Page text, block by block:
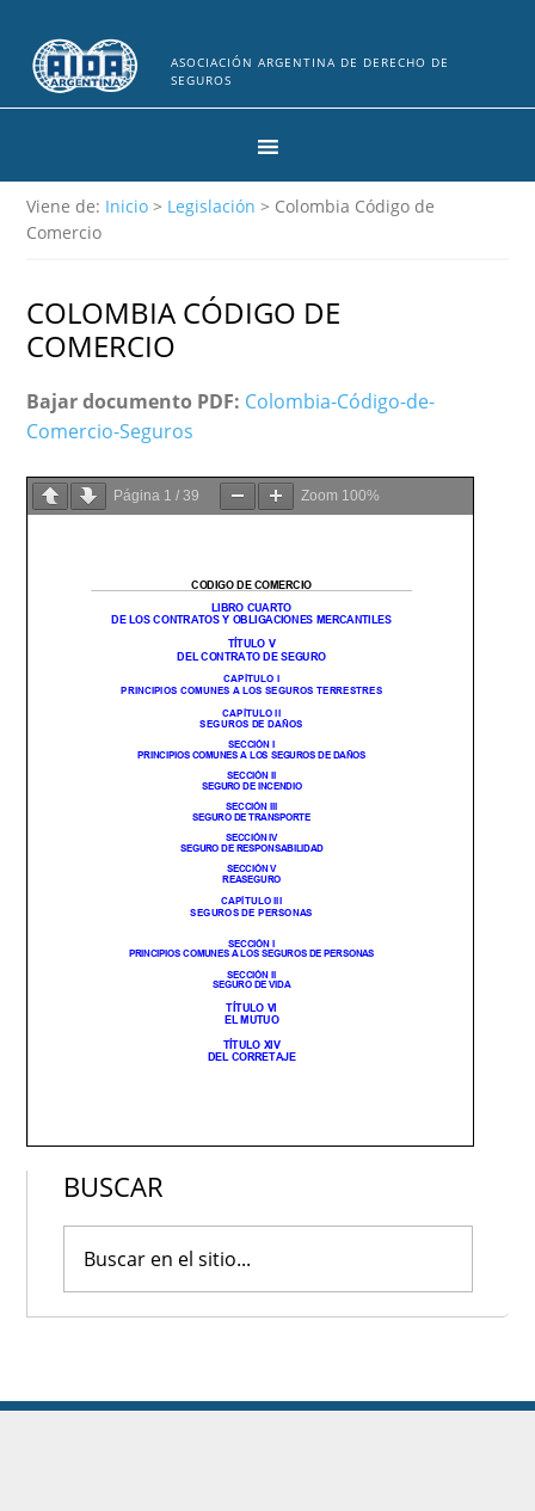
ASOCIACIÓN ARGENTINA DE DERECHO DE
SEGUROS
Viene de: Inicio> Legislación > Colombia Código de
Comercio
COLOMBIA CÓDIGO DE
COMERCIO
Bajar documento PDF: Colombia-Código-de-
Comercio-Seguros
Página 1 /39 Zoom 100%
BUSCAR